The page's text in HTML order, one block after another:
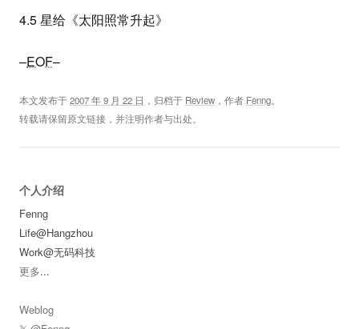
4.5 星给《太阳照常升起》
–EOF–
本文发布于2007 年 9 月 22 日 ，归档于 Review ，作者 Fenng。
转载请保留原文链接，并注明作者与出处。
个人介绍
Fenng
Life@Hangzhou
Work@无码科技
更多...
Weblog